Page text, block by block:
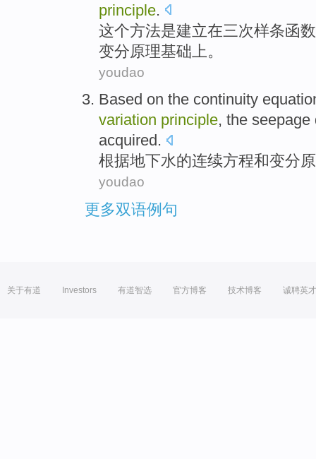
principle.
这个方法是建立在三次样条函数
变分原理基础上。
youdao
Based on the continuity
variation principle, the seepage
acquired.
根据地下水的连续方程和变分
youdao
更多双语例句
关于有道 Investors 有道智选 官方博客 技术博客 诚聘英才